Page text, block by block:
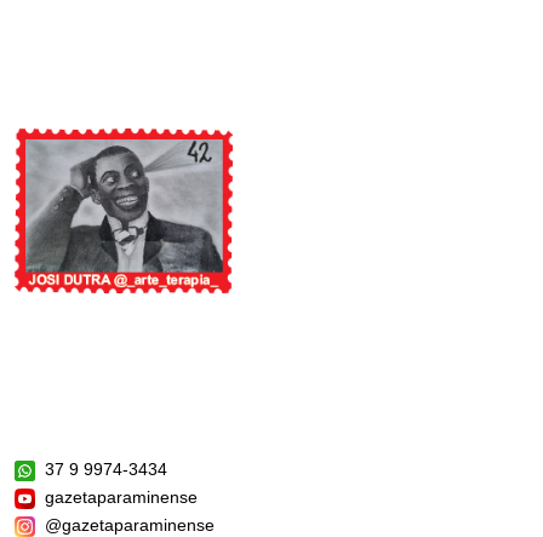
37 9 9974-3434
gazetaparaminense
@gazetaparaminense